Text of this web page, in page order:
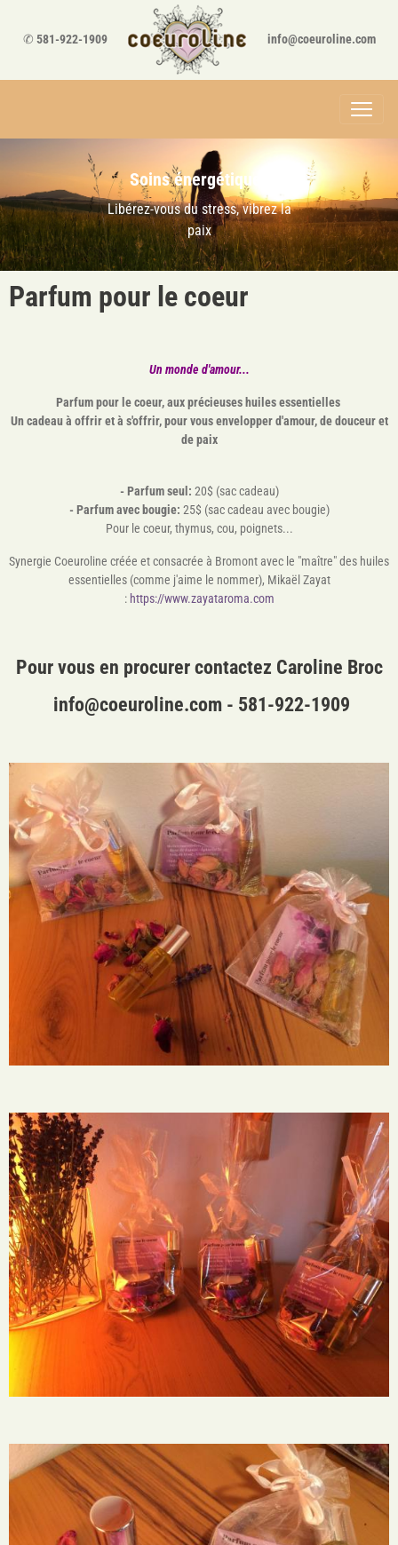
✆ 581-922-1909 info@coeuroline.com
Soins énergétiques
Libérez-vous du stress, vibrez la
paix
Parfum pour le coeur
Un monde d'amour...
Parfum pour le coeur, aux précieuses huiles essentielles
Un cadeau à offrir et à s'offrir, pour vous envelopper d'amour, de douceur et
de paix
- Parfum seul: 20$ (sac cadeau)
- Parfum avec bougie: 25$ (sac cadeau avec bougie)
Pour le coeur, thymus, cou, poignets...
Synergie Coeuroline créée et consacrée à Bromont avec le "maître" des huiles
essentielles (comme j'aime le nommer), Mikaël Zayat
: https://www.zayataroma.com
Pour vous en procurer contactez Caroline Broc
info@coeuroline.com - 581-922-1909